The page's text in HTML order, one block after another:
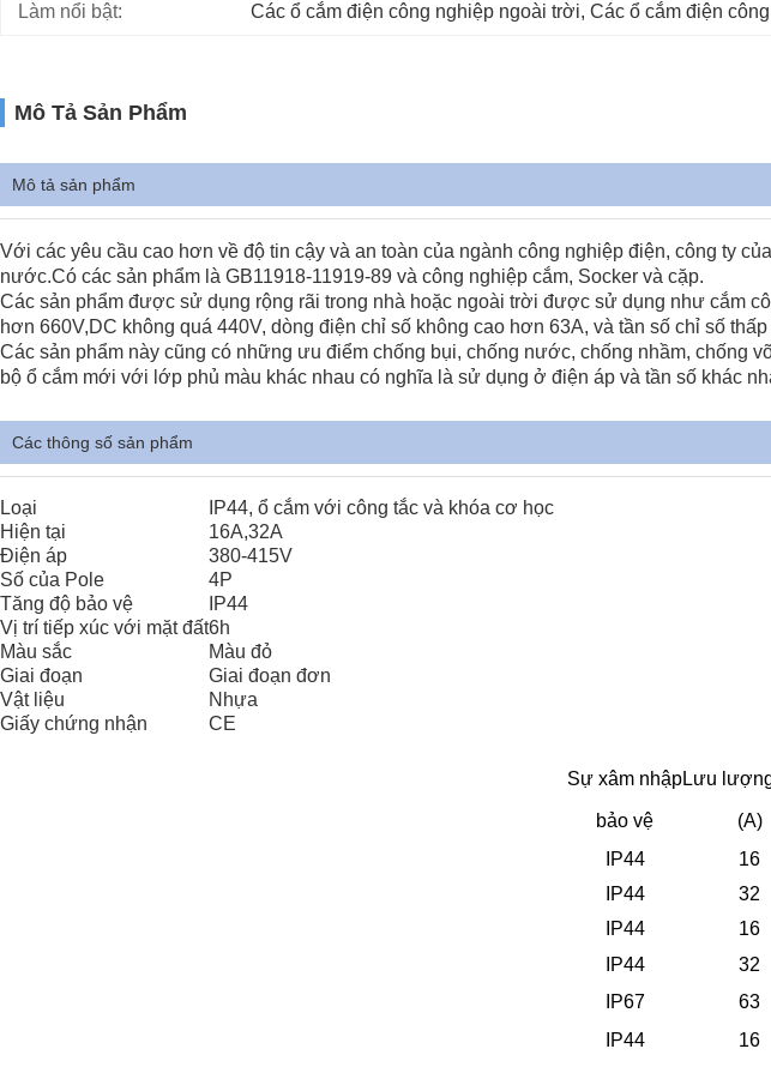
Làm nổi bật: Các ổ cắm điện công nghiệp ngoài trời, Các ổ cắm điện
Mô Tả Sản Phẩm
Mô tả sản phẩm
Với các yêu cầu cao hơn về độ tin cậy và an toàn của ngành công nghiệp điện, công ty
nước.Có các sản phẩm là GB11918-11919-89 và công nghiệp cắm, Socker và cặp.
Các sản phẩm được sử dụng rộng rãi trong nhà hoặc ngoài trời được sử dụng như cắm
hơn 660V,DC không quá 440V, dòng điện chỉ số không cao hơn 63A, và tần số chỉ số
Các sản phẩm này cũng có những ưu điểm chống bụi, chống nước, chống nhầm, chống
bộ ổ cắm mới với lớp phủ màu khác nhau có nghĩa là sử dụng ở điện áp và tần số khác
Các thông số sản phẩm
Loại
IP44, ổ cắm với công tắc và khóa cơ học
Hiện tại
16A,32A
Điện áp
380-415V
Số của Pole
4P
Tăng độ bảo vệ
IP44
Vị trí tiếp xúc với mặt đất6h
Màu sắc
Màu đỏ
Giai đoạn
Giai đoạn đơn
Vật liệu
Nhựa
Giấy chứng nhận
CE
Sự xâm nhậpLưu
bảo vệ (A)
IP44
16
IP44
32
IP44
16
IP44
32
IP67
63
IP44
16